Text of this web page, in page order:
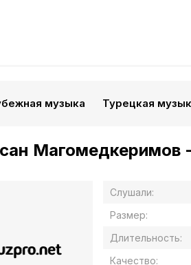
музыка Турецкая
Магомедкеримов -
Слушали:
Размер:
Длительность:
Качество: